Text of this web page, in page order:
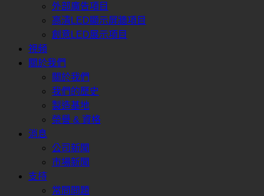
外部廣告項目
高清LED顯示屏牆項目
創意LED展示項目
視頻
關於我們
關於我們
我們的歷史
製造基地
榮譽 & 資格
消息
公司新聞
市場新聞
支持
常問問題